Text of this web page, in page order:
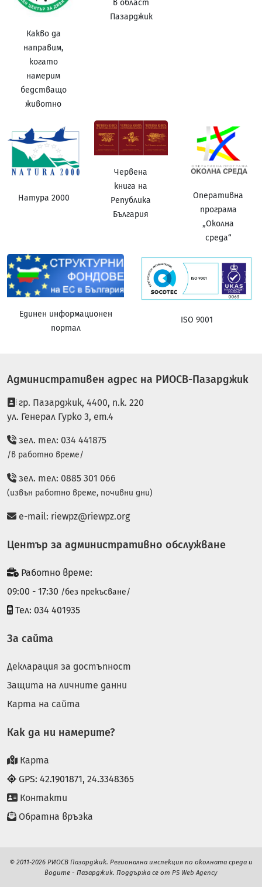
Какво да
направим,
когато
намерим
бедстващо
животно
в област
Пазарджик
Натура 2000
Червена
книга на
Република
България
Оперативна
програма
„Околна
среда“
Единен информационен
портал
ISO 9001
Административен адрес на РИОСВ-Пазарджик
гр. Пазарджик, 4400, п.к. 220
ул. Генерал Гурко 3, ет.4
зел. тел: 034 441875
/в работно време/
зел. тел: 0885 301 066
(извън работно време, почивни дни)
e-mail: riewpz@riewpz.org
Център за административно обслужване
Работно време:
09:00 - 17:30 /без прекъсване/
Тел: 034 401935
За сайта
Декларация за достъпност
Защита на личните данни
Карта на сайта
Как да ни намерите?
Карта
GPS: 42.1901871, 24.3348365
Контакти
Обратна връзка
© 2011-2026 РИОСВ Пазарджик. Регионална инспекция по околната среда и
водите - Пазарджик. Поддържа се от PS Web Agency